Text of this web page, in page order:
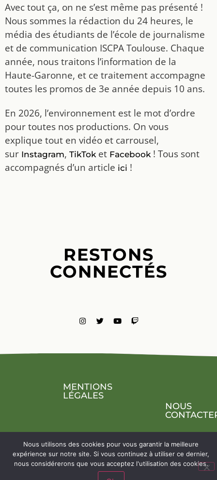
Avec tout ça, on ne s’est même pas présenté !
Nous sommes la rédaction du 24 heures, le
média des étudiants de l’école de journalisme
et de communication ISCPA Toulouse. Chaque
année, nous traitons l’information de la
Haute-Garonne, et ce traitement accompagne
toutes les promos de 3e année depuis 10 ans.
En 2026, l’environnement est le mot d’ordre
pour toutes nos productions. On vous
explique tout en vidéo et carrousel,
sur Instagram, TikToket Facebook! Tous sont
accompagnés d’un article ici !
RESTONS
CONNECTÉS
MENTIONS
LÉGALES
NOUS
Nous utilisons des cookies pour vous garantir la meilleure
expérience sur notre site. Si vous continuez à utiliser ce dernier,
nous considérerons que vous acceptez l'utilisation des cookies.